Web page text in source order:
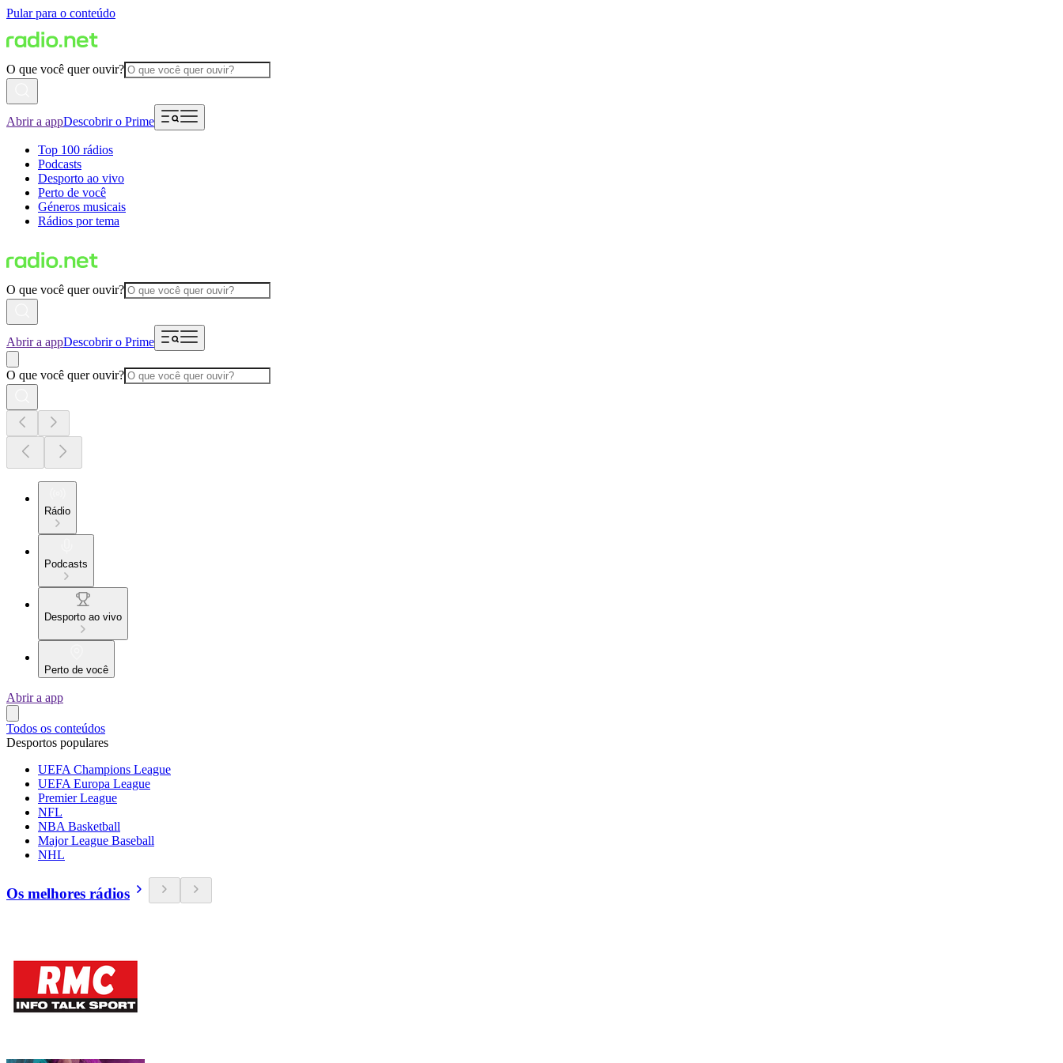
Pular para o conteúdo
O que você quer ouvir?
Abrir a appDescobrir o Prime
Top 100 rádios
Podcasts
Desporto ao vivo
Perto de você
Géneros musicais
Rádios por tema
O que você quer ouvir?
Abrir a appDescobrir o Prime
O que você quer ouvir?
Rádio
Podcasts
Desporto ao vivo
Perto de você
Abrir a app
Todos os conteúdos
Desportos populares
UEFA Champions League
UEFA Europa League
Premier League
NFL
NBA Basketball
Major League Baseball
NHL
Os melhores rádios